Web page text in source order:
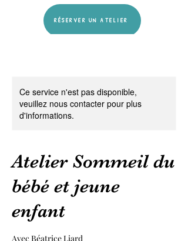
RÉSERVER UN ATELIER
Ce service n'est pas disponible,
veuillez nous contacter pour plus
d'informations.
Atelier Sommeil du
bébé et jeune
enfant
Avec Béatrice Liard